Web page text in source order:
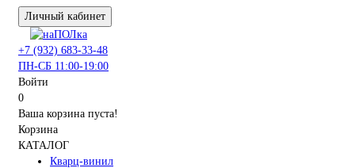
Личный кабинет
+7 (932) 683-33-48
ПН-СБ 11:00-19:00
Войти
0
Ваша корзина пуста!
Корзина
КАТАЛОГ
Кварц-винил